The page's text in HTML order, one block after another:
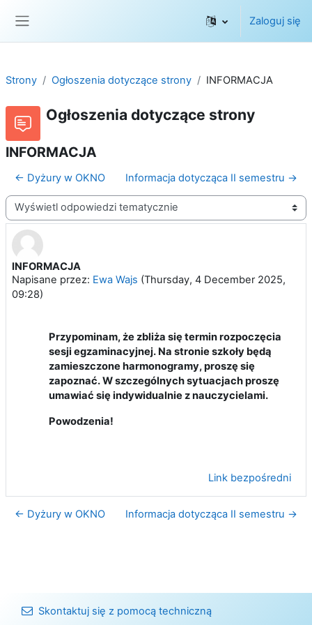
Zaloguj się
Strony Ogłoszenia dotyczące strony INFORMACJA
Ogłoszenia dotyczące strony
INFORMACJA
← Dyżury w OKNO Informacja dotycząca II semestru →
Sposób wyświetlania
INFORMACJA
Napisane przez: Ewa Wajs (Thursday, 4 December 2025,
09:28)
Liczba odpowiedzi: 0
Przypominam, że zbliża się termin rozpoczęcia
sesji egzaminacyjnej. Na stronie szkoły będą
zamieszczone harmonogramy, proszę się
zapoznać. W szczególnych sytuacjach proszę
umawiać się indywidualnie z nauczycielami.
Powodzenia!
Link bezpośredni
← Dyżury w OKNO Informacja dotycząca II semestru →
Skontaktuj się z pomocą techniczną